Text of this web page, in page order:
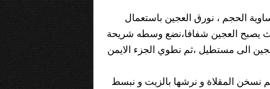
الحجم ، نورق العجين باستعمال
يصبح العجين شفافا،نضع وسطه شريحة
الى مستطيل ،ثم نطوي الجزء الايمن
نسخن المقلاة و نرشها بالزيت و نبسط